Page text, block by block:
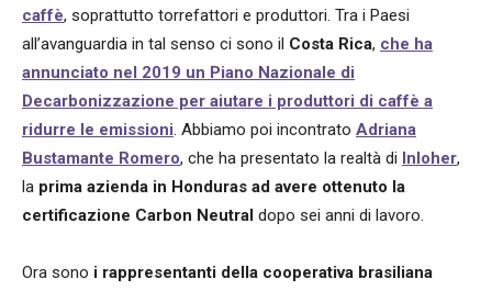
caffè, soprattutto torrefattori e produttori. Tra i Paesi
all’avanguardia in tal senso ci sono il Costa Rica, che ha
annunciato nel 2019 un Piano Nazionale di
Decarbonizzazione per aiutare i produttori di caffè a
ridurre le emissioni. Abbiamo poi incontrato Adriana
Bustamante Romero, che ha presentato la realtà di Inloher,
la prima azienda in Honduras ad avere ottenuto la
certificazione Carbon Neutral dopo sei anni di lavoro.
Ora sono i rappresentanti della cooperativa brasiliana